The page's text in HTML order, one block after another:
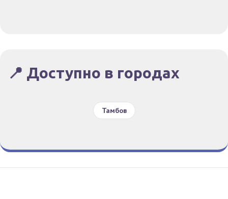
📍 Доступно в городах
Тамбов